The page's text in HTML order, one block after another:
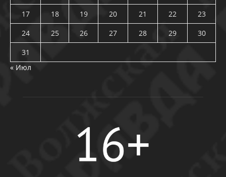
17
18 19 20 21 22
23
24
25 26 27 28 29
30
31
« Июл